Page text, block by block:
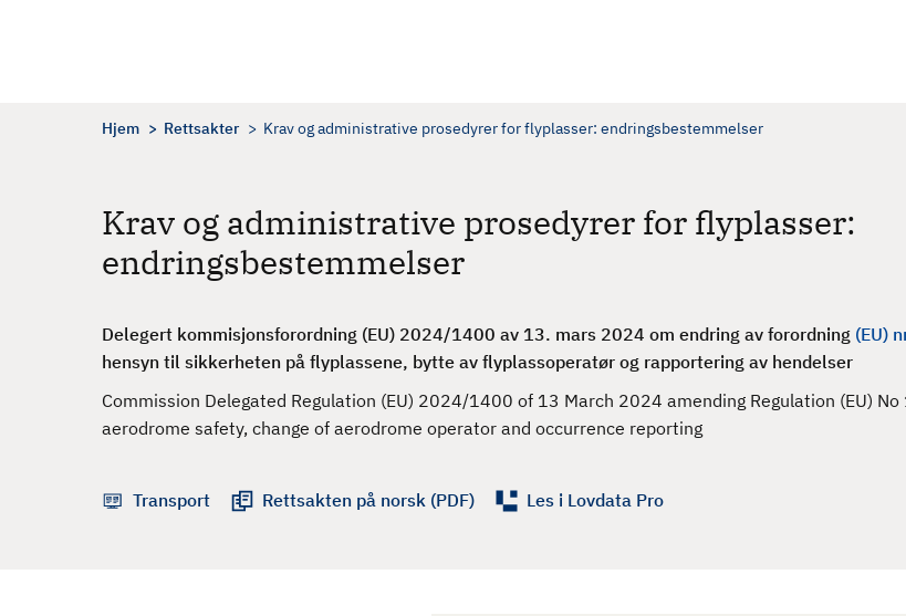
Hjem Rettsakter Krav og administrative prosedyrer for flyplasser: endringsbestemmelser
Krav og administrative prosedyrer for flyplasser:
endringsbestemmelser
Delegert kommisjonsforordning (EU) 2024/1400 av 13. mars 2024 om endring av forordning (EU)
hensyn til sikkerheten på flyplassene, bytte av flyplassoperatør og rapportering av hendelser
Commission Delegated Regulation (EU) 2024/1400 of 13 March 2024 amending Regulation (EU)
aerodrome safety, change of aerodrome operator and occurrence reporting
Transport Rettsakten på norsk (PDF) Les i Lovdata Pro